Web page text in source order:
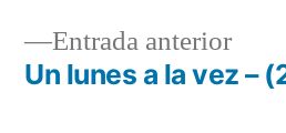
entradas
Entrada anterior
Un lunes a la vez –